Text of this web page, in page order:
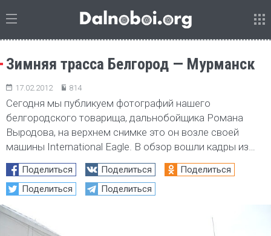
Зимняя трасса Белгород — Мурманск
17.02.2012 814
Сегодня мы публикуем фотографий нашего
белгородского товарища, дальнобойщика Романа
Выродова, на верхнем снимке это он возле своей
машины International Eagle. В обзор вошли кадры из…
Поделиться Поделиться
Поделиться
Поделиться
Поделиться